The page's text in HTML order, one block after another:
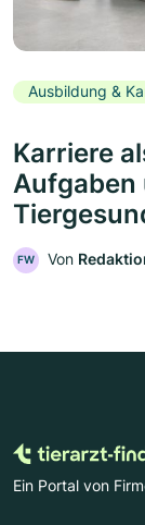
Ausbildung &
Karriere
Aufgaben
FW Von
Ein Portal von